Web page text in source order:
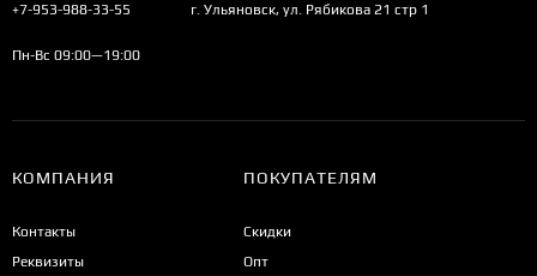
+7-953-988-33-55 г. Ульяновск, ул. Рябикова 21 стр 1
Пн-Вс 09:00—19:00
КОМПАНИЯ
Контакты
Реквизиты
ПОКУПАТЕЛЯМ
Скидки
Опт